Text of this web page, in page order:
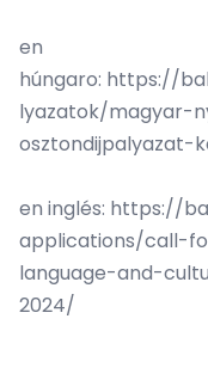
en
húngaro: https://
lyazatok/magyar-
osztondijpalyazat-
en inglés: https://
applications/call-
language-and-
2024/